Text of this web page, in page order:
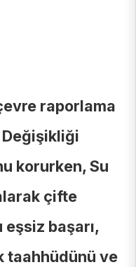
raporlama
korurken, Su
çifte
başarı,
taahhüdünü ve